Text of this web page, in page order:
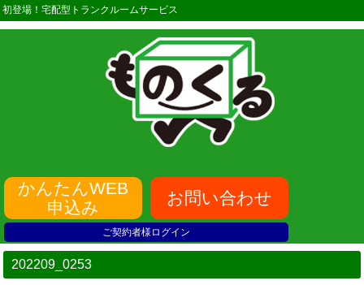
初登場！宅配型トランクルームサービス
かんたんWEB
申込み
お問い合わせ
ご契約者様ログイン
202209_0253